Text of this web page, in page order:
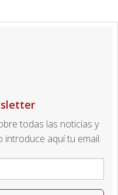
todas las noticias y
introduce aquí tu email.